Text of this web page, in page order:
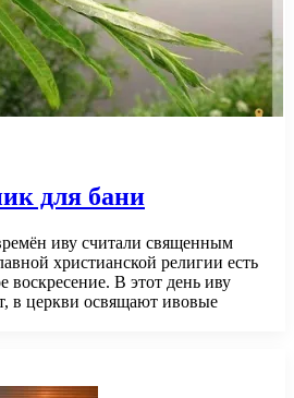
для бани
иву считали священным
христианской религии есть
воскресение. В этот день иву
в церкви освящают ивовые